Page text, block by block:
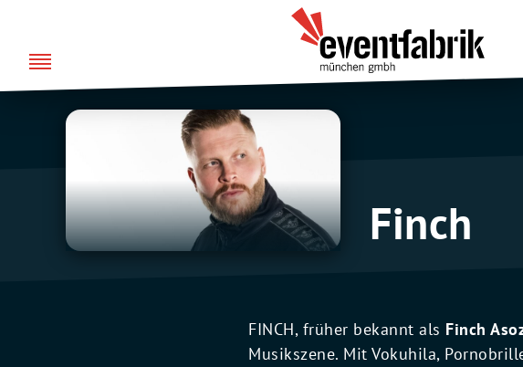
springen
Finch
FINCH, früher bekannt als Finch
Musikszene. Mit Vokuhila,